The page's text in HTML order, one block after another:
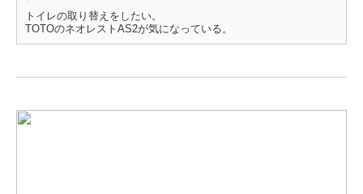
トイレの取り替えをしたい。
TOTOのネオレストAS2が気になっている。